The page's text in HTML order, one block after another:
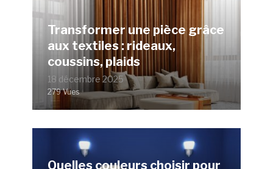
Transformer une pièce grâce
aux textiles : rideaux,
coussins, plaids
18 décembre 2025
279 Vues
Quelles couleurs choisir pour